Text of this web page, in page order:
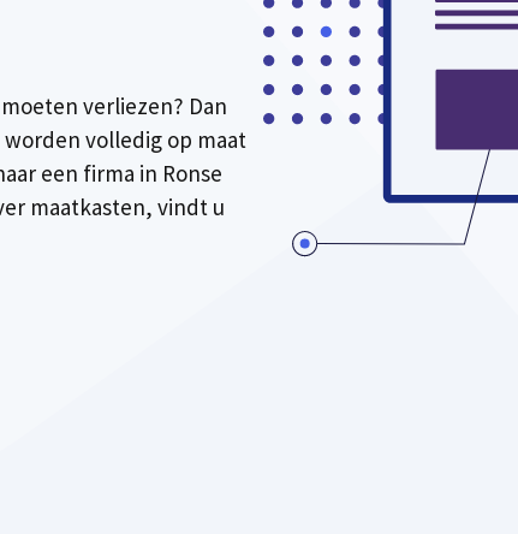
verliezen? Dan
worden volledig op maat
een firma in Ronse
maatkasten, vindt u